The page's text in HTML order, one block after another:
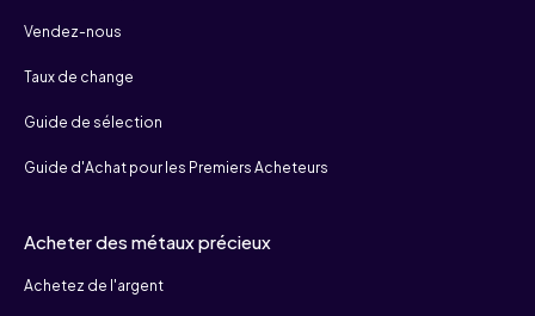
Vendez-nous
Taux de change
Guide de sélection
Guide d'Achat pour les Premiers Acheteurs
Acheter des métaux précieux
Achetez de l'argent